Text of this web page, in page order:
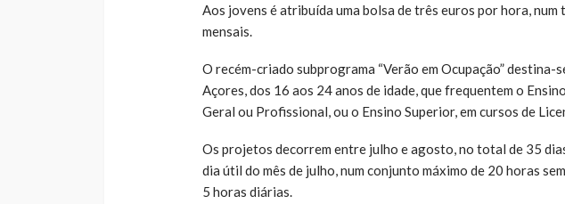
Aos jovens é atribuída uma bolsa de três euros por hora,
mensais.
O recém-criado subprograma “Verão em Ocupação” destina-
Açores, dos 16 aos 24 anos de idade, que frequentem o
Geral ou Profissional, ou o Ensino Superior, em cursos de
Os projetos decorrem entre julho e agosto, no total de 35
dia útil do mês de julho, num conjunto máximo de 20 horas
5 horas diárias.